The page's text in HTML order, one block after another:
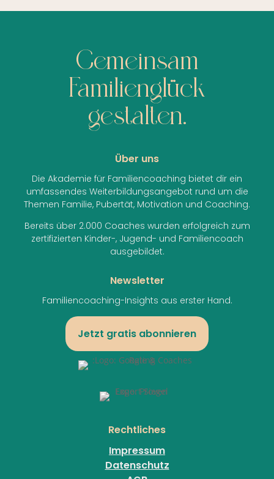
Gemeinsam
Familienglück
gestalten.
Über uns
Die Akademie für Familiencoaching bietet dir ein
umfassendes Weiterbildungsangebot rund um die
Themen Familie, Pubertät, Motivation und Coaching.
Bereits über 2.000 Coaches wurden erfolgreich zum
zertifizierten Kinder-, Jugend- und Familiencoach
ausgebildet.
Newsletter
Familiencoaching-Insights aus erster Hand.
Jetzt gratis abonnieren
Rechtliches
Impressum
Datenschutz